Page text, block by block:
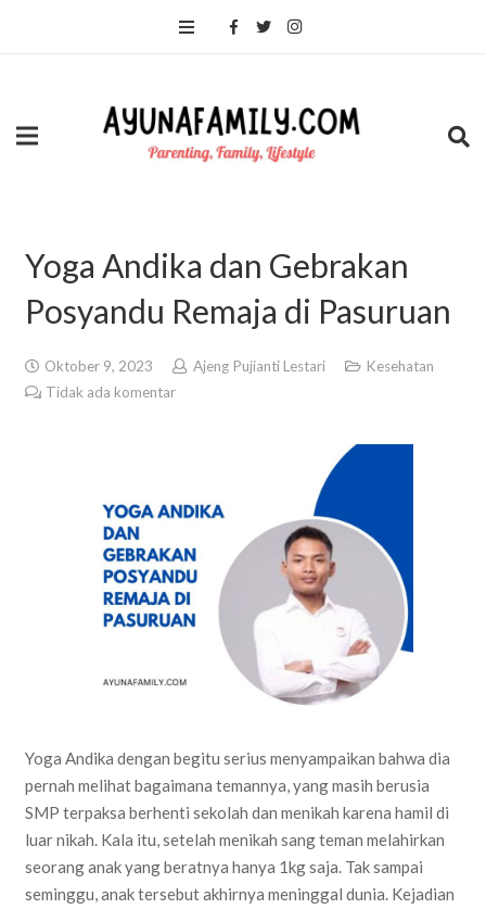
Yoga Andika dan Gebrakan
Posyandu Remaja di Pasuruan
Oktober 9, 2023 Ajeng Pujianti Lestari
Kesehatan
Tidak ada komentar
Yoga Andika dengan begitu serius menyampaikan bahwa dia
pernah melihat bagaimana temannya, yang masih berusia
SMP terpaksa berhenti sekolah dan menikah karena hamil di
luar nikah. Kala itu, setelah menikah sang teman melahirkan
seorang anak yang beratnya hanya 1kg saja. Tak sampai
seminggu, anak tersebut akhirnya meninggal dunia. Kejadian